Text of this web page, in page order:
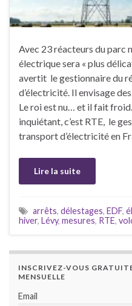
Avec 23 réacteurs du parc
électrique sera « plus
avertit le gestionnaire du
d’électricité. Il envisage
Le roi est nu… et il fait
inquiétant, c’est RTE, le
transport d’électricité en
Lire la suite
arrêts, délestages, EDF,
hiver, Lévy, mesures, RTE,
INSCRIVEZ-VOUS
MENSUELLE
Email